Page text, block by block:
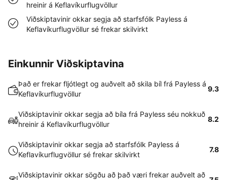
hreinir á Keflavíkurflugvöllur
Viðskiptavinir okkar segja að starfsfólk Payless á
Keflavíkurflugvöllur sé frekar skilvirkt
Einkunnir Viðskiptavina
Það er frekar fljótlegt og auðvelt að skila bíl frá Payless á
Keflavíkurflugvöllur
9.3
Viðskiptavinir okkar segja að bíla frá Payless séu nokkuð
hreinir á Keflavíkurflugvöllur
8.2
Viðskiptavinir okkar segja að starfsfólk Payless á
Keflavíkurflugvöllur sé frekar skilvirkt
7.8
Viðskiptavinir okkar sögðu að það væri frekar auðvelt að